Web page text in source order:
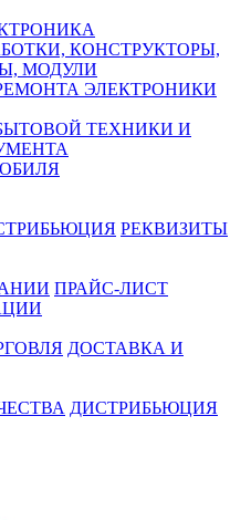
КОНСТРУКТОРЫ,
МОДУЛИ
ЭЛЕКТРОНИКИ
ТЕХНИКИ И
РЕКВИЗИТЫ
ПРАЙС-ЛИСТ
ДОСТАВКА И
ДИСТРИБЬЮЦИЯ